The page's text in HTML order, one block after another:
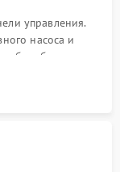
управления.
насоса и
барабана и
на разрывы.